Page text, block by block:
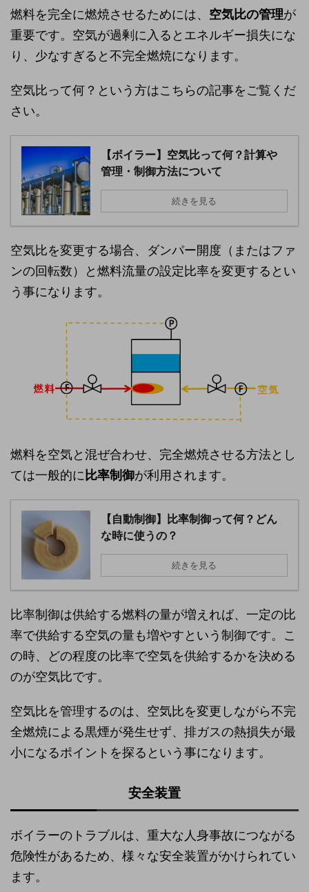
燃料を完全に燃焼させるためには、 空気比の管理が
重要です。空気が過剰に入るとエネルギー損失にな
り、少なすぎると不完全燃焼になります。
空気比って何？という方はこちらの記事をご覧くだ
さい。
【ボイラー】空気比って何？計算や
管理・制御方法について
続きを見る
空気比を変更する場合、ダンパー開度（またはファ
ンの回転数）と燃料流量の設定比率を変更するとい
う事になります。
燃料を空気と混ぜ合わせ、完全燃焼させる方法とし
ては一般的に 比率制御が利用されます。
【自動制御】比率制御って何？どん
な時に使うの？
続きを見る
比率制御は供給する燃料の量が増えれば、一定の比
率で供給する空気の量も増やすという制御です。こ
の時、どの程度の比率で空気を供給するかを決める
のが空気比です。
空気比を管理するのは、空気比を変更しながら不完
全燃焼による黒煙が発生せず、排ガスの熱損失が最
小になるポイントを探るという事になります。
安全装置
ボイラーのトラブルは、重大な人身事故につながる
危険性があるため、様々な安全装置がかけられてい
ます。